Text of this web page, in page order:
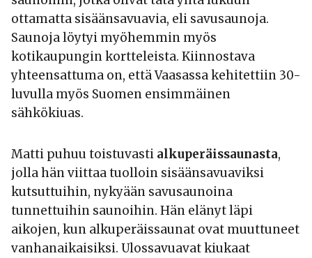
ottamatta sisäänsavuavia, eli savusaunoja.
Saunoja löytyi myöhemmin myös
kotikaupungin kortteleista. Kiinnostava
yhteensattuma on, että Vaasassa kehitettiin 30-
luvulla myös Suomen ensimmäinen
sähkökiuas.
Matti puhuu toistuvasti alkuperäissaunasta,
jolla hän viittaa tuolloin sisäänsavuaviksi
kutsuttuihin, nykyään savusaunoina
tunnettuihin saunoihin. Hän elänyt läpi
aikojen, kun alkuperäissaunat ovat muuttuneet
vanhanaikaisiksi. Ulossavuavat kiukaat